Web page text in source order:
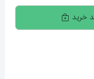
خرید